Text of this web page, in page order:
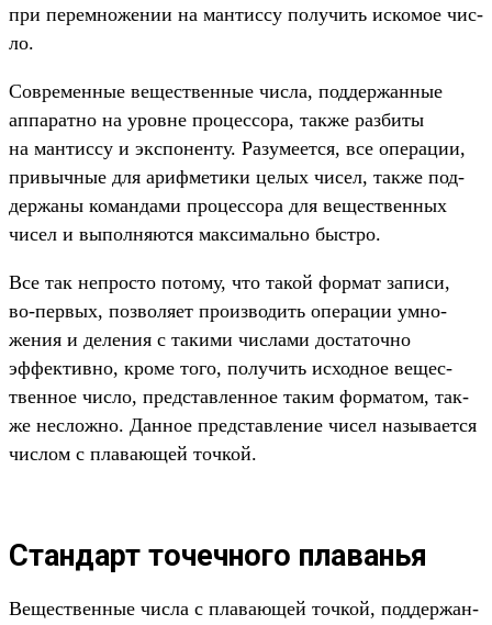
при перем­ножении на ман­тиссу получить иско­мое чис­
ло.
Сов­ремен­ные вещес­твен­ные чис­ла, под­держан­ные
аппа­рат­но на уров­не про­цес­сора, так­же раз­биты
на ман­тиссу и экспо­нен­ту. Разуме­ется, все опе­рации,
при­выч­ные для ариф­метики целых чисел, так­же под­
держа­ны коман­дами про­цес­сора для вещес­твен­ных
чисел и выпол­няют­ся мак­сималь­но быс­тро.
Все так неп­росто потому, что такой фор­мат записи,
во‑пер­вых, поз­воля­ет про­изво­дить опе­рации умно­
жения и деления с такими чис­лами дос­таточ­но
эффектив­но, кро­ме того, получить исходное вещес­
твен­ное чис­ло, пред­став­ленное таким фор­матом, так­
же нес­ложно. Дан­ное пред­став­ление чисел называ­ется
чис­лом с пла­вающей точ­кой.
Стандарт точечного плаванья
Ве­щес­твен­ные чис­ла с пла­вающей точ­кой, под­держан­